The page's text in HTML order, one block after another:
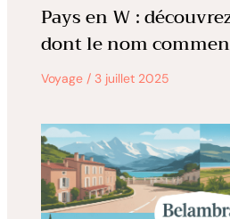
Pays en W :
dont le nom
Voyage/ 3 juillet 2025